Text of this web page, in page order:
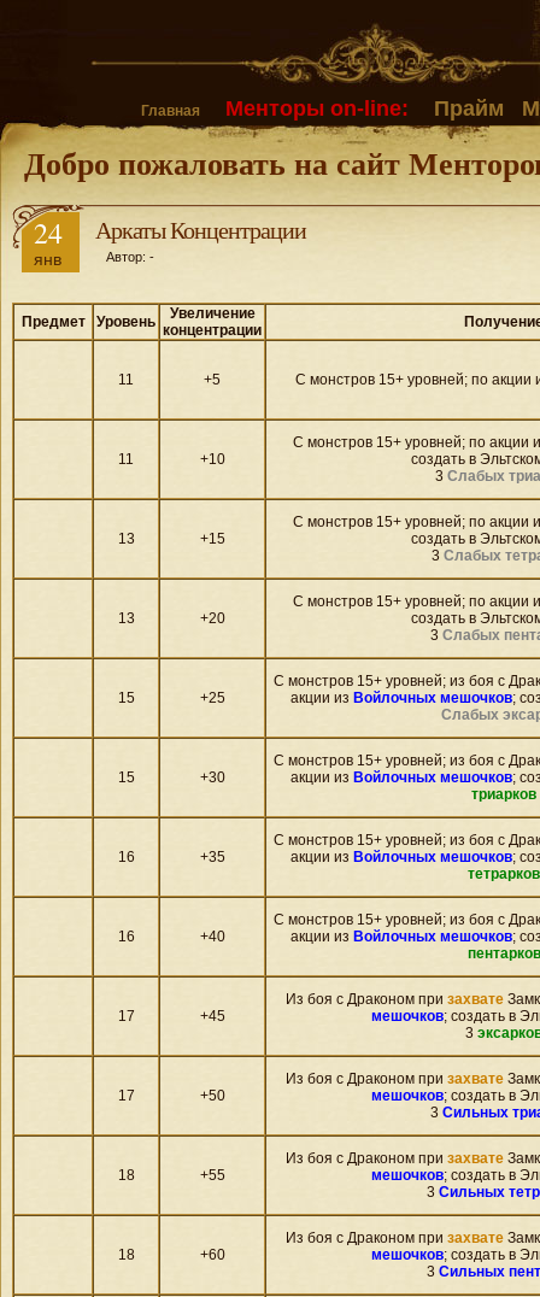
Главная Менторы on-line: Прайм
Добро пожаловать на сайт
24
янв
Аркаты Концентрации
Автор: -
Предмет Уровень
Увеличение
концентрации
11 +5 С монстров 15+ уровней; по акции
11 +10
С монстров 15+ уровней; по акции
создать в
3 Слабых
13 +15
С монстров 15+ уровней; по акции
создать в
3 Слабых
13 +20
С монстров 15+ уровней; по акции
создать в
3 Слабых
15 +25
С монстров 15+ уровней; из боя c
акции из Войлочных мешочков;
Слабых
15 +30
С монстров 15+ уровней; из боя c
акции из Войлочных мешочков;
триарков
16 +35
С монстров 15+ уровней; из боя c
акции из Войлочных мешочков;
тетрарков
16 +40
С монстров 15+ уровней; из боя c
акции из Войлочных мешочков;
пентарков
17 +45
Из боя c Драконом при захвате
мешочков; создать в
3
17 +50
Из боя c Драконом при захвате
мешочков; создать в
3 Сильных
18 +55
Из боя c Драконом при захвате
мешочков; создать в
3 Сильных
18 +60
Из боя c Драконом при захвате
мешочков; создать в
3 Сильных